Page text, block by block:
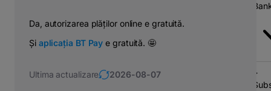
Da, autorizarea plăților online e gratuită.
Și aplicația BT Pay e gratuită. 🤩
Ultima actualizare 2026-08-07